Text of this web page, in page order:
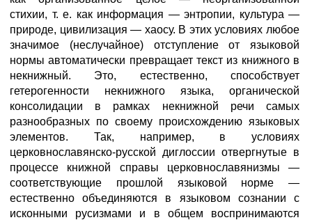
стихии, т. е. как информация — энтропии, культура —
природе, цивилизация — хаосу. В этих условиях любое
значимое (неслучайное) отступление от языковой
нормы автоматически превращает текст из книжного в
некнижный. Это, естественно, способствует
гетерогенности некнижного языка, органической
консолидации в рамках некнижной речи самых
разнообразных по своему происхождению языковых
элементов. Так, например, в условиях
церковнославянско-русской диглоссии отвергнутые в
процессе книжной справы церковнославянизмы —
соответствующие прошлой языковой норме —
естественно объединяются в языковом сознании с
исконными русизмами и в общем воспринимаются